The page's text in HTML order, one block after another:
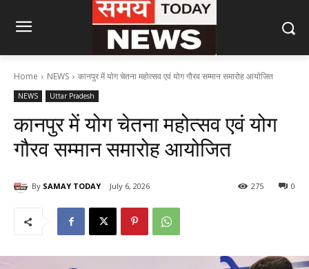
Home NEWS कानपुर में योग चेतना महोत्सव एवं योग गौरव सम्मान समारोह आयोजित
NEWS Uttar Pradesh
कानपुर में योग चेतना महोत्सव एवं योग
गौरव सम्मान समारोह आयोजित
By SAMAY TODAY July 6, 2026 0
275